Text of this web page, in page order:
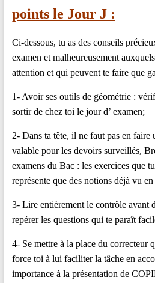
points le Jour J :
Ci-dessous, tu as des conseils
examen et malheureusement
attention et qui peuvent te faire que
1- Avoir ses outils de géométrie :
sortir de chez toi le jour d’ examen;
2- Dans ta tête, il ne faut pas en faire
valable pour les devoirs surveillés,
examens du Bac : les exercices que
représente que des notions déjà vu
3- Lire entièrement le contrôle avant
repérer les questions qui te paraît
4- Se mettre à la place du correcteur
force toi à lui faciliter la tâche en
importance à la présentation de